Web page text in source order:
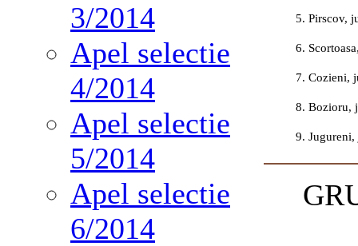
3/2014
Apel selectie
4/2014
Apel selectie
5/2014
Apel selectie
6/2014
5. Pirscov,
6.
7. Cozieni,
8. Bozioru,
9. Jugureni,